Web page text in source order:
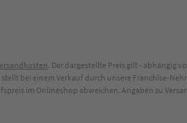
. Der dargestellte Preis gilt - abhängig
bei einem Verkauf durch unsere Franchise-
im Onlineshop abweichen. Angaben zu